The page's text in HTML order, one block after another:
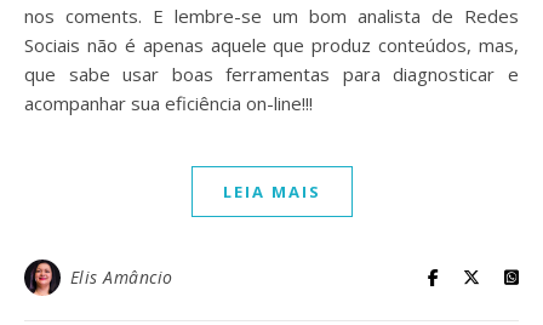
nos coments. E lembre-se um bom analista de Redes
Sociais não é apenas aquele que produz conteúdos, mas,
que sabe usar boas ferramentas para diagnosticar e
acompanhar sua eficiência on-line!!!
LEIA MAIS
Elis Amâncio